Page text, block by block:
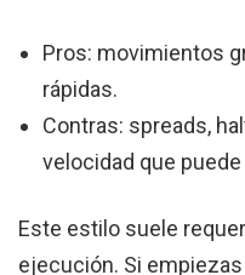
Pros: movimientos
rápidas.
Contras: spreads,
velocidad que
Este estilo suele
ejecución. Si